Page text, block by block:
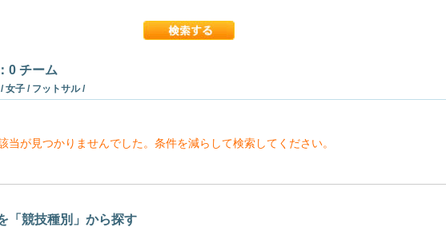
0 チーム
女子 / フットサル /
当が見つかりませんでした。条件を減らして検索してください。
「競技種別」から探す